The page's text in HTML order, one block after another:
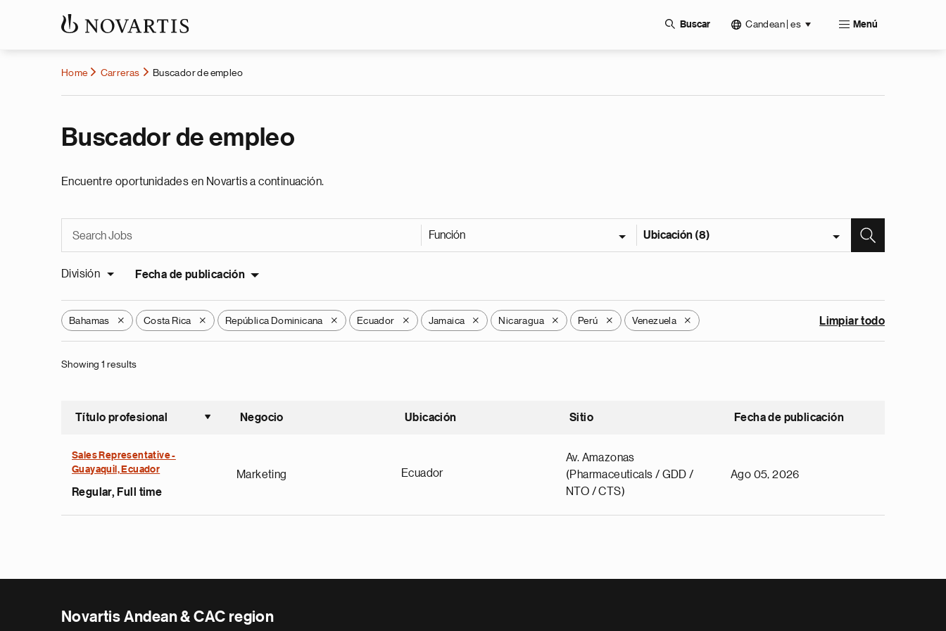
Buscar Candean | es Menú
Home Carreras Buscador de empleo
Buscador de empleo
Encuentre oportunidades en Novartis a continuación.
Función Ubicación (8)
División Fecha de publicación
Bahamas X Costa Rica X República Dominicana X Ecuador X Jamaica X Nicaragua X Perú X Venezuela X Limpiar todo
Showing 1 results
Título profesional
Ordenar ascendente
Negocio Ubicación Sitio Fecha de publicación
Sales Representative -
Guayaquil, Ecuador
Regular, Full time
Marketing Ecuador
Av. Amazonas
(Pharmaceuticals / GDD /
NTO / CTS)
Ago 05, 2026
Novartis Andean & CAC region